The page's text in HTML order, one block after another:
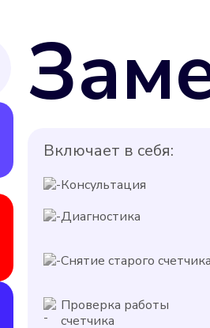
Включает в себя:
Консультация
Диагностика
Снятие старого счетчика
Проверка работы
счетчика